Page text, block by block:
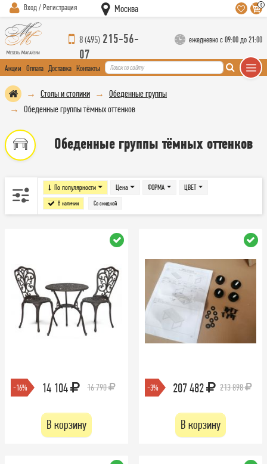
Вход / Регистрация Москва 0
8 (495) 215-56-
07
ежедневно с 09:00 до 21:00
Акции Оплата Доставка Контакты
Столы и столики
Обеденные группы
Обеденные группы тёмных оттенков
Обеденные группы тёмных оттенков
По популярности Цена
В наличии Со скидкой
ФОРМА ЦВЕТ
-16% 14 104 16 790
В корзину
-3% 207 482 213 898
В корзину